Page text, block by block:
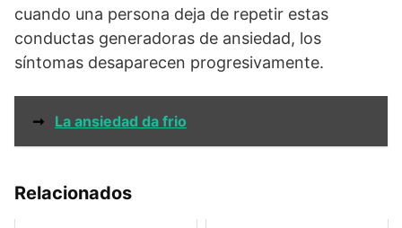
cuando una persona deja de repetir estas
conductas generadoras de ansiedad, los
síntomas desaparecen progresivamente.
➞ La ansiedad da frio
Relacionados